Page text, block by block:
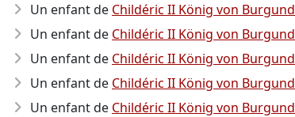
Un enfant de Childéric II König von Burgund
Un enfant de Childéric II König von Burgund
Un enfant de Childéric II König von Burgund
Un enfant de Childéric II König von Burgund
Un enfant de Childéric II König von Burgund